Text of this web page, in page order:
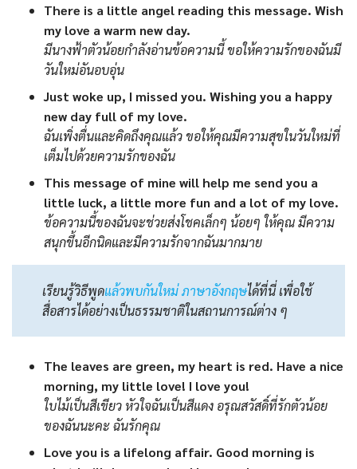
There is a little angel reading this message. Wish
my love a warm new day.
มีนางฟ้าตัวน้อยกำลังอ่านข้อความนี้ ขอให้ความรักของฉันมี
วันใหม่อันอบอุ่น
Just woke up, I missed you. Wishing you a happy
new day full of my love.
ฉันเพิ่งตื่นและคิดถึงคุณแล้ว ขอให้คุณมีความสุขในวันใหม่ที่
เต็มไปด้วยความรักของฉัน
This message of mine will help me send you a
little luck, a little more fun and a lot of my love.
ข้อความนี้ของฉันจะช่วยส่งโชคเล็กๆ น้อยๆ ให้คุณ มีความ
สนุกขึ้นอีกนิดและมีความรักจากฉันมากมาย
เรียนรู้วิธีพูดแล้วพบกันใหม่ ภาษาอังกฤษได้ที่นี่ เพื่อใช้
สื่อสารได้อย่างเป็นธรรมชาติในสถานการณ์ต่าง ๆ
The leaves are green, my heart is red. Have a nice
morning, my little love! I love you!
ใบไม้เป็นสีเขียว หัวใจฉันเป็นสีแดง อรุณสวัสดิ์ที่รักตัวน้อย
ของฉันนะคะ ฉันรักคุณ
Love you is a lifelong affair. Good morning is